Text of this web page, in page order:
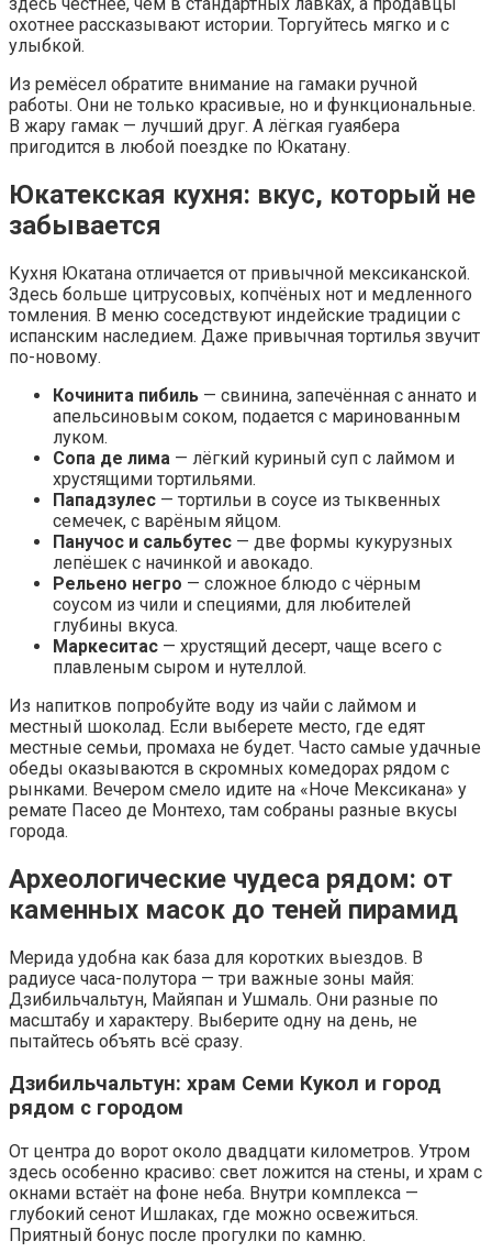
охотнее рассказывают истории. Торгуйтесь мягко и с
улыбкой.
Из ремёсел обратите внимание на гамаки ручной
работы. Они не только красивые, но и функциональные.
В жару гамак — лучший друг. А лёгкая гуаябера
пригодится в любой поездке по Юкатану.
Юкатекская кухня: вкус, который не
забывается
Кухня Юкатана отличается от привычной мексиканской.
Здесь больше цитрусовых, копчёных нот и медленного
томления. В меню соседствуют индейские традиции с
испанским наследием. Даже привычная тортилья звучит
по-новому.
Кочинита пибиль — свинина, запечённая с аннато и
апельсиновым соком, подается с маринованным
луком.
Сопа де лима — лёгкий куриный суп с лаймом и
хрустящими тортильями.
Пападзулес — тортильи в соусе из тыквенных
семечек, с варёным яйцом.
Панучос и сальбутес — две формы кукурузных
лепёшек с начинкой и авокадо.
Рельено негро — сложное блюдо с чёрным
соусом из чили и специями, для любителей
глубины вкуса.
Маркеситас — хрустящий десерт, чаще всего с
плавленым сыром и нутеллой.
Из напитков попробуйте воду из чайи с лаймом и
местный шоколад. Если выберете место, где едят
местные семьи, промаха не будет. Часто самые удачные
обеды оказываются в скромных комедорах рядом с
рынками. Вечером смело идите на «Ноче Мексикана» у
ремате Пасео де Монтехо, там собраны разные вкусы
города.
Археологические чудеса рядом: от
каменных масок до теней пирамид
Мерида удобна как база для коротких выездов. В
радиусе часа-полутора — три важные зоны майя:
Дзибильчальтун, Майяпан и Ушмаль. Они разные по
масштабу и характеру. Выберите одну на день, не
пытайтесь объять всё сразу.
Дзибильчальтун: храм Семи Кукол и город
рядом с городом
От центра до ворот около двадцати километров. Утром
здесь особенно красиво: свет ложится на стены, и храм с
окнами встаёт на фоне неба. Внутри комплекса —
глубокий сенот Ишлаках, где можно освежиться.
Приятный бонус после прогулки по камню.